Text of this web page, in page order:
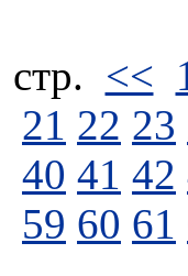
стp. <<
21 22 23
40 41 42
59 60 61